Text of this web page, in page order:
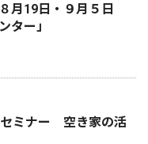
月19日・９月５日
ター」
ミナー 空き家の活